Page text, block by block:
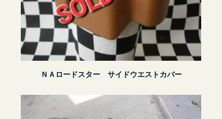
ＮＡロードスター サイドウエストカバー